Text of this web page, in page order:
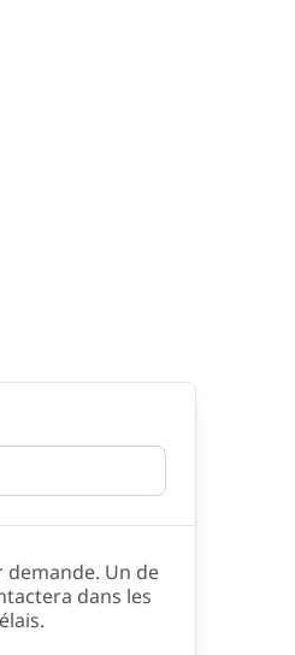
Un de
dans les